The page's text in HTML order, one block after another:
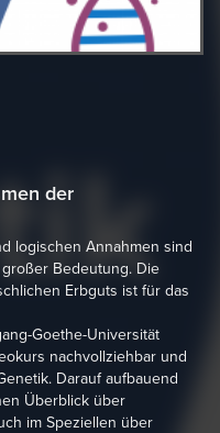
der
logischen Annahmen sind
Bedeutung. Die
Erbguts ist für das
Goethe-Universität
nachvollziehbar und
Darauf aufbauend
Überblick über
im Speziellen über